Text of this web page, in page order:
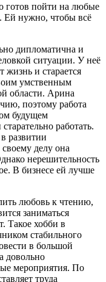
готов пойти на любые
Ей нужно, чтобы всё
дипломатична и
ситуации. У неё
жизнь и старается
умственным
области. Арина
поэтому работа
будущем
работать.
развитии
делу она
нерешительность
В бизнесе ей лучше
любовь к чтению,
заниматься
Такое хобби в
стабильного
в большой
довольно
мероприятия. По
труда